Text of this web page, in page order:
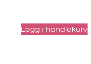
Legg i handlekurv